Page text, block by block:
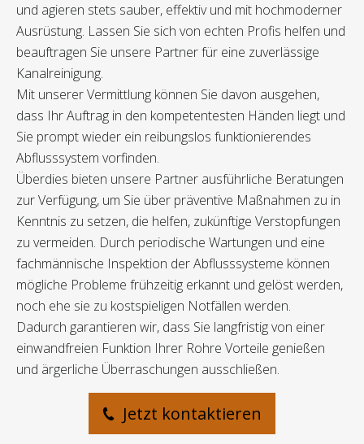
und agieren stets sauber, effektiv und mit hochmoderner
Ausrüstung. Lassen Sie sich von echten Profis helfen und
beauftragen Sie unsere Partner für eine zuverlässige
Kanalreinigung.
Mit unserer Vermittlung können Sie davon ausgehen,
dass Ihr Auftrag in den kompetentesten Händen liegt und
Sie prompt wieder ein reibungslos funktionierendes
Abflusssystem vorfinden.
Überdies bieten unsere Partner ausführliche Beratungen
zur Verfügung, um Sie über präventive Maßnahmen zu in
Kenntnis zu setzen, die helfen, zukünftige Verstopfungen
zu vermeiden. Durch periodische Wartungen und eine
fachmännische Inspektion der Abflusssysteme können
mögliche Probleme frühzeitig erkannt und gelöst werden,
noch ehe sie zu kostspieligen Notfällen werden.
Dadurch garantieren wir, dass Sie langfristig von einer
einwandfreien Funktion Ihrer Rohre Vorteile genießen
und ärgerliche Überraschungen ausschließen.
Jetzt kontaktieren